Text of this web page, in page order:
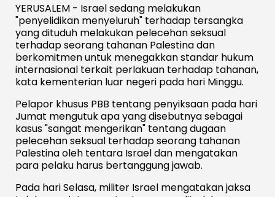
YERUSALEM - Israel sedang melakukan
"penyelidikan menyeluruh" terhadap tersangka
yang dituduh melakukan pelecehan seksual
terhadap seorang tahanan Palestina dan
berkomitmen untuk menegakkan standar hukum
internasional terkait perlakuan terhadap tahanan,
kata kementerian luar negeri pada hari Minggu.
Pelapor khusus PBB tentang penyiksaan pada hari
Jumat mengutuk apa yang disebutnya sebagai
kasus "sangat mengerikan" tentang dugaan
pelecehan seksual terhadap seorang tahanan
Palestina oleh tentara Israel dan mengatakan
para pelaku harus bertanggung jawab.
Pada hari Selasa, militer Israel mengatakan jaksa